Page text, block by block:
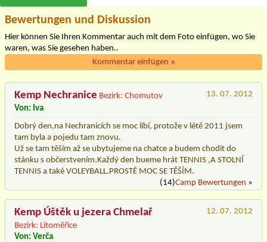
Bewertungen und Diskussion
Hier können Sie Ihren Kommentar auch mit dem Foto einfügen, wo Sie
waren, was Sie gesehen haben..
Kommentar einfügen »
Kemp Nechranice Bezirk: Chomutov
13. 07. 2012
Von: Iva
Dobrý den,na Nechranicích se moc líbí, protože v létě 2011 jsem
tam byla a pojedu tam znovu.
Už se tam těším až se ubytujeme na chatce a budem chodit do
stánku s občerstvením.Každý den bueme hrát TENNIS ,A STOLNÍ
TENNIS a také VOLEYBALL.PROSTĚ MOC SE TĚŠÍM.
(14)Camp Bewertungen »
Kemp Úštěk u jezera Chmelař
Bezirk: Litoměřice
12. 07. 2012
Von: Verča